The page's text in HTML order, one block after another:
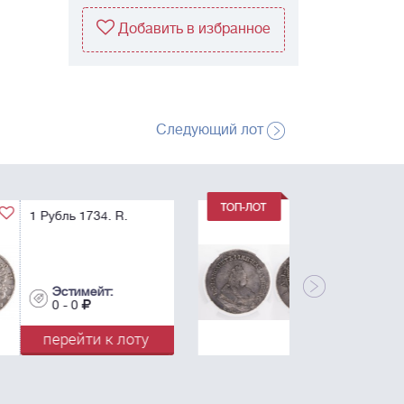
Добавить в избранное
Следующий лот
1 Рубль 1742. С.П.Б.
Эстимейт:
перейти к лоту